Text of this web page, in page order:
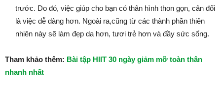
trước. Do đó, việc giúp cho bạn có thân hình thon gọn, cân đối
là việc dễ dàng hơn. Ngoài ra,cũng từ các thành phần thiên
nhiên này sẽ làm đẹp da hơn, tươi trẻ hơn và đầy sức sống.
Tham khảo thêm: Bài tập HIIT 30 ngày giảm mỡ toàn thân
nhanh nhất